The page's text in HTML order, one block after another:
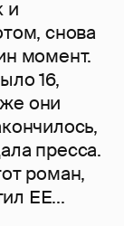
и
снова
момент.
16,
они
пресса.
роман,
ЕЕ...